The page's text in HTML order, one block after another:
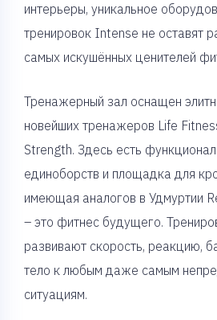
интерьеры, уникальное
тренировок Intense не оставят
самых искушённых ценителей
Тренажерный зал оснащен
новейших тренажеров Life
Strength. Здесь есть
единоборств и площадка для
имеющая аналогов в Удмуртии
– это фитнес будущего.
развивают скорость, реакцию,
тело к любым даже самым
ситуациям.